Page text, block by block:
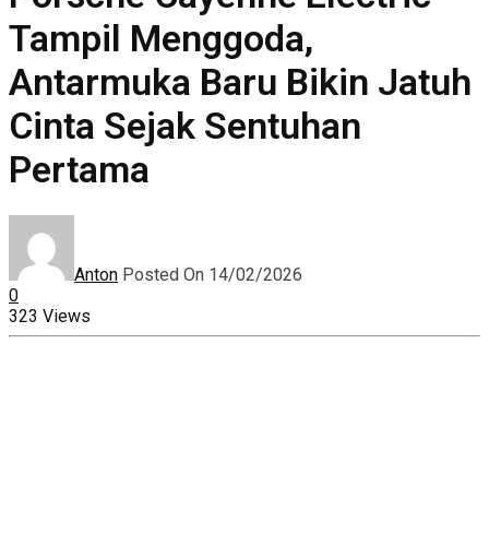
Tampil Menggoda,
Antarmuka Baru Bikin Jatuh
Cinta Sejak Sentuhan
Pertama
Anton Posted On 14/02/2026
0
323 Views